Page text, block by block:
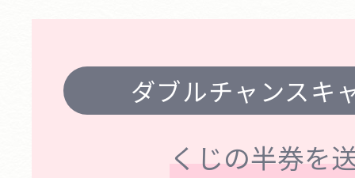
ダブルチャンスキ
くじの半券を